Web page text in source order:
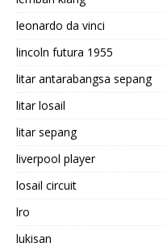
leonardo da vinci
lincoln futura 1955
litar antarabangsa sepang
litar losail
litar sepang
liverpool player
losail circuit
lro
lukisan